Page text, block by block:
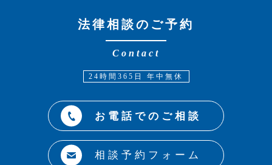
法律相談のご予約
Contact
24時間365日 年中無休
お電話でのご相談
相談予約フォーム